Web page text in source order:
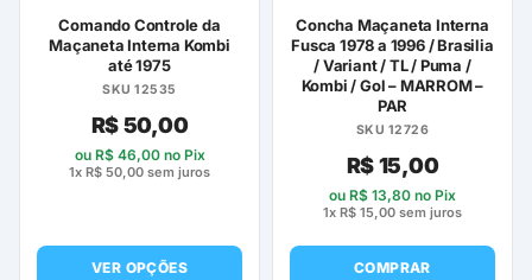
Comando Controle da
Maçaneta Interna Kombi
até 1975
SKU 12535
R$50,00
ou R$46,00no Pix
1x R$ 50,00 sem juros
VER OPÇÕES
Concha Maçaneta Interna
Fusca 1978 a 1996 / Brasilia
/ Variant / TL / Puma /
Kombi / Gol – MARROM –
PAR
SKU 12726
R$15,00
ou R$ 13,80 no Pix
1x R$ 15,00 sem juros
COMPRAR